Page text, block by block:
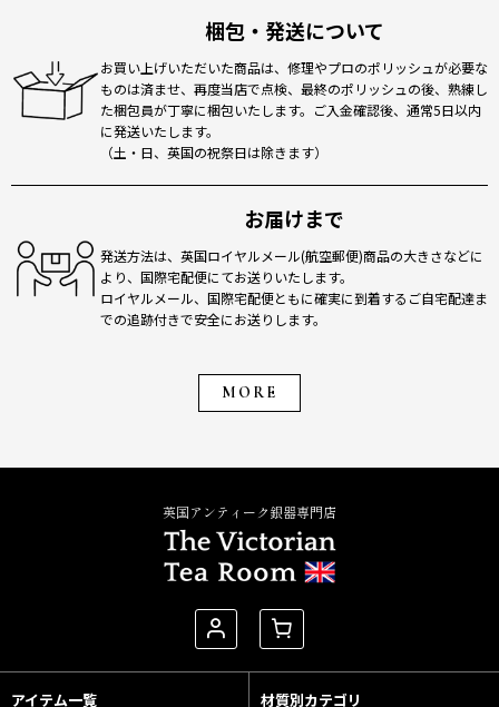
梱包・発送について
お買い上げいただいた商品は、修理やプロのポリッシュが必要な
ものは済ませ、再度当店で点検、最終のポリッシュの後、熟練し
た梱包員が丁寧に梱包いたします。ご入金確認後、通常5日以内
に発送いたします。
（土・日、英国の祝祭日は除きます）
お届けまで
発送方法は、英国ロイヤルメール(航空郵便)商品の大きさなどに
より、国際宅配便にてお送りいたします。
ロイヤルメール、国際宅配便ともに確実に到着するご自宅配達ま
での追跡付きで安全にお送りします。
MORE
英国アンティーク銀器専門店
アイテム一覧 材質別カテゴリ